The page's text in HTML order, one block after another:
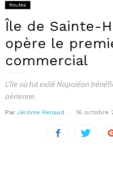
Routes
Île de Sainte-
opère le
commercial
L'île où fut exilé Napoléon
aérienne.
Par Jérôme Renaud 16 octobre